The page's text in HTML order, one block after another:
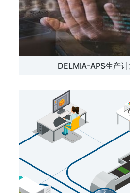
DELMIA-APS生产